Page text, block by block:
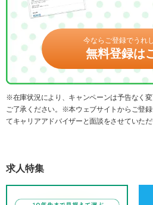
今ならご登録でうれ
無料登録は
※在庫状況により、キャンペーンは予告なく変
ご了承ください。※本ウェブサイトからご登
てキャリアアドバイザーと面談をさせていただ
求人特集